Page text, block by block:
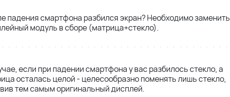
падения смартфона разбился экран? Необходимо заменить
модуль в сборе (матрица+стекло).
если при падении смартфона у вас разбилось стекло, а
осталась целой - целесообразно поменять лишь стекло,
тем самым оригинальный дисплей.